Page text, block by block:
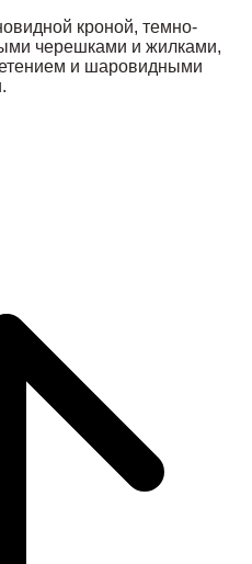
кроной, темно-
черешками и жилками,
и шаровидными